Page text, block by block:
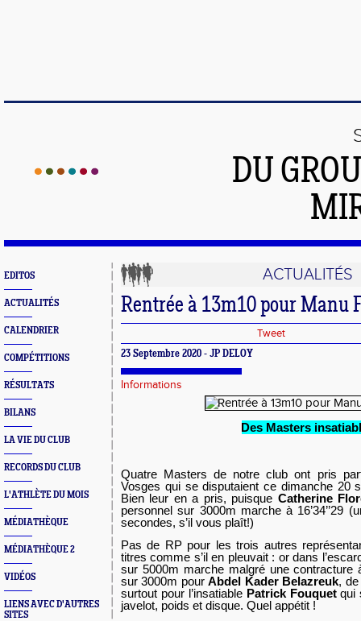
DU
EDITOS
ACTUALITÉS
CALENDRIER
COMPÉTITIONS
RÉSULTATS
BILANS
LA VIE DU CLUB
RECORDS DU CLUB
L'ATHLÈTE DU MOIS
MÉDIATHÈQUE
MÉDIATHÈQUE 2
VIDÉOS
LIENS AVEC D'AUTRES
SITES
ACTUALITÉS
Rentrée à 13m10 pour Manu
Tweet
23 Septembre 2020 - JP DELOY
Informations
Des Masters
Quatre Masters de notre club ont pris
Vosges qui se disputaient ce dimanche 20
Bien leur en a pris, puisque Catherine
personnel sur 3000m marche à 16’34’’29
secondes, s’il vous plaît!)
Pas de RP pour les trois autres
titres comme s’il en pleuvait : or dans
sur 5000m marche malgré une contracture
sur 3000m pourAbdel Kader Belazreuk,
surtout pour l’insatiable Patrick Fouquetqui
javelot, poids et disque. Quel appétit !